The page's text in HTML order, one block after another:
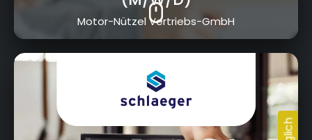
Motor-Nützel Vertriebs-GmbH
Ritter-von-Eitzenberger-Str. 10, 95448 Bayreuth